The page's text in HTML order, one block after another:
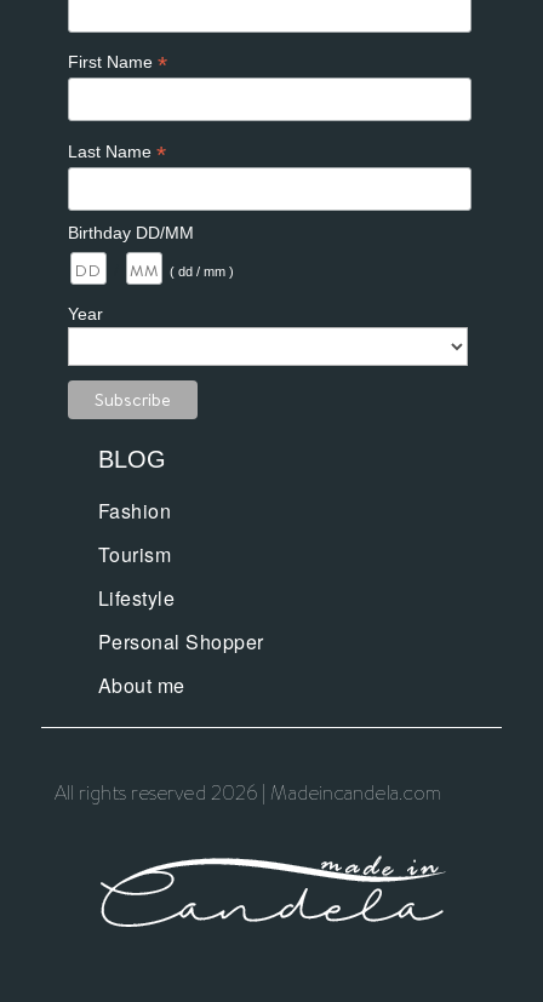
First Name *
Last Name *
Birthday DD/MM
( dd / mm )
Year
BLOG
Fashion
Tourism
Lifestyle
Personal Shopper
About me
All rights reserved 2026 | Madeincandela.com